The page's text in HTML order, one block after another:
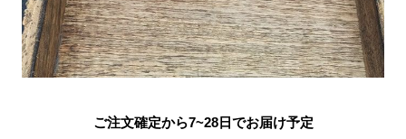
ご注文確定から7~28日でお届け予定